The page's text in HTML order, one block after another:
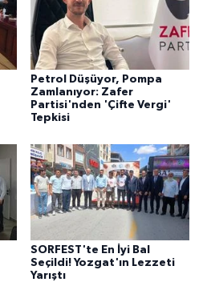
Petrol Düşüyor, Pompa
Zamlanıyor: Zafer
Partisi'nden 'Çifte Vergi'
Tepkisi
SORFEST'te En İyi Bal
Seçildi! Yozgat'ın Lezzeti
Yarıştı